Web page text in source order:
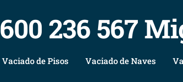
600 236 567
Vaciado de Pisos Vaciado de Naves